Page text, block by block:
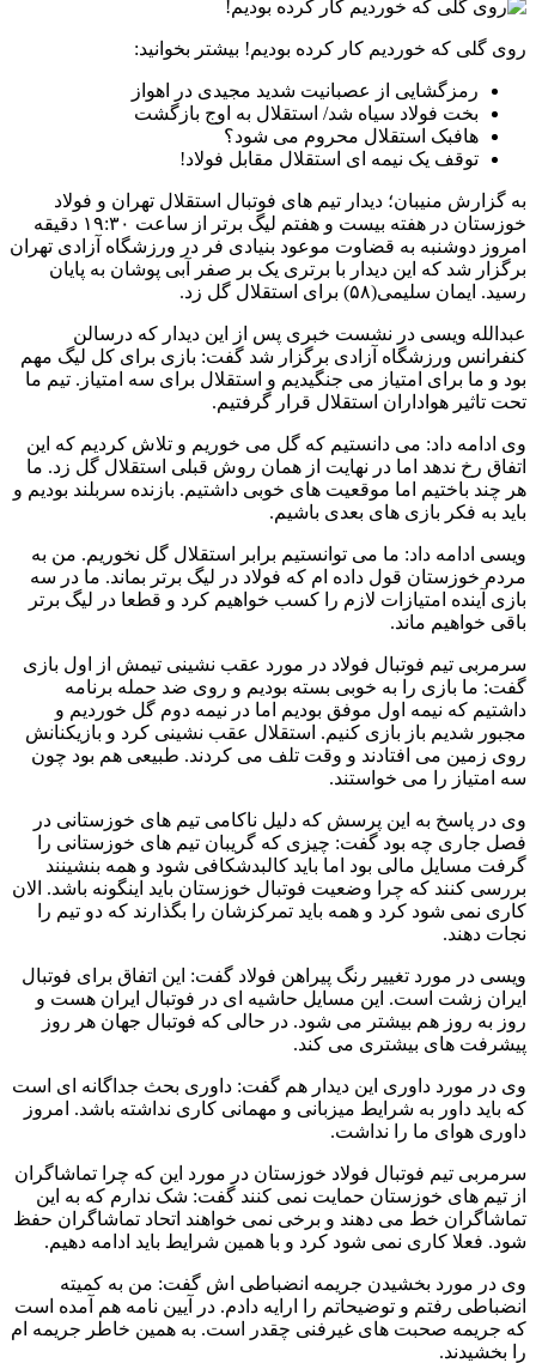
روی گلی که خوردیم کار کرده بودیم! بیشتر بخوانید:
رمزگشایی از عصبانیت شدید مجیدی در اهواز
بخت فولاد سیاه شد/ استقلال به اوج بازگشت
هافبک استقلال محروم می شود؟
توقف یک نیمه ای استقلال مقابل فولاد!
به گزارش منیبان؛ دیدار تیم های فوتبال استقلال تهران و فولاد
خوزستان در هفته بیست و هفتم لیگ برتر از ساعت ۱۹:۳۰ دقیقه
امروز دوشنبه به قضاوت موعود بنیادی فر در ورزشگاه آزادی تهران
برگزار شد که این دیدار با برتری یک بر صفر آبی پوشان به پایان
رسید. ایمان سلیمی(۵۸) برای استقلال گل زد.
عبدالله ویسی در نشست خبری پس از این دیدار که درسالن
کنفرانس ورزشگاه آزادی برگزار شد گفت: بازی برای کل لیگ مهم
بود و ما برای امتیاز می جنگیدیم و استقلال برای سه امتیاز. تیم ما
تحت تاثیر هواداران استقلال قرار گرفتیم.
وی ادامه داد: می دانستیم که گل می خوریم و تلاش کردیم که این
اتفاق رخ ندهد اما در نهایت از همان روش قبلی استقلال گل زد. ما
هر چند باختیم اما موقعیت های خوبی داشتیم. بازنده سربلند بودیم و
باید به فکر بازی های بعدی باشیم.
ویسی ادامه داد: ما می توانستیم برابر استقلال گل نخوریم. من به
مردم خوزستان قول داده ام که فولاد در لیگ برتر بماند. ما در سه
بازی آینده امتیازات لازم را کسب خواهیم کرد و قطعا در لیگ برتر
باقی خواهیم ماند.
سرمربی تیم فوتبال فولاد در مورد عقب نشینی تیمش از اول بازی
گفت: ما بازی را به خوبی بسته بودیم و روی ضد حمله برنامه
داشتیم که نیمه اول موفق بودیم اما در نیمه دوم گل خوردیم و
مجبور شدیم باز بازی کنیم. استقلال عقب نشینی کرد و بازیکنانش
روی زمین می افتادند و وقت تلف می کردند. طبیعی هم بود چون
سه امتیاز را می خواستند.
وی در پاسخ به این پرسش که دلیل ناکامی تیم های خوزستانی در
فصل جاری چه بود گفت: چیزی که گریبان تیم های خوزستانی را
گرفت مسایل مالی بود اما باید کالبدشکافی شود و همه بنشینند
بررسی کنند که چرا وضعیت فوتبال خوزستان باید اینگونه باشد. الان
کاری نمی شود کرد و همه باید تمرکزشان را بگذارند که دو تیم را
نجات دهند.
ویسی در مورد تغییر رنگ پیراهن فولاد گفت: این اتفاق برای فوتبال
ایران زشت است. این مسایل حاشیه ای در فوتبال ایران هست و
روز به روز هم بیشتر می شود. در حالی که فوتبال جهان هر روز
پیشرفت های بیشتری می کند.
وی در مورد داوری این دیدار هم گفت: داوری بحث جداگانه ای است
که باید داور به شرایط میزبانی و مهمانی کاری نداشته باشد. امروز
داوری هوای ما را نداشت.
سرمربی تیم فوتبال فولاد خوزستان در مورد این که چرا تماشاگران
از تیم های خوزستان حمایت نمی کنند گفت: شک ندارم که به این
تماشاگران خط می دهند و برخی نمی خواهند اتحاد تماشاگران حفظ
شود. فعلا کاری نمی شود کرد و با همین شرایط باید ادامه دهیم.
وی در مورد بخشیدن جریمه انضباطی اش گفت: من به کمیته
انضباطی رفتم و توضیحاتم را ارایه دادم. در آیین نامه هم آمده است
که جریمه صحبت های غیرفنی چقدر است. به همین خاطر جریمه ام
را بخشیدند.